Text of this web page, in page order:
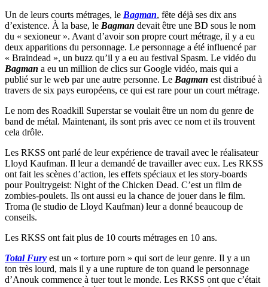
Un de leurs courts métrages, le Bagman, fête déjà ses dix ans
d’existence. À la base, le Bagman devait être une BD sous le nom
du « sexioneur ». Avant d’avoir son propre court métrage, il y a eu
deux apparitions du personnage. Le personnage a été influencé par
« Braindead », un buzz qu’il y a eu au festival Spasm. Le vidéo du
Bagman a eu un million de clics sur Google vidéo, mais qui a
publié sur le web par une autre personne. Le Bagman est distribué à
travers de six pays européens, ce qui est rare pour un court métrage.
Le nom des Roadkill Superstar se voulait être un nom du genre de
band de métal. Maintenant, ils sont pris avec ce nom et ils trouvent
cela drôle.
Les RKSS ont parlé de leur expérience de travail avec le réalisateur
Lloyd Kaufman. Il leur a demandé de travailler avec eux. Les RKSS
ont fait les scènes d’action, les effets spéciaux et les story-boards
pour Poultrygeist: Night of the Chicken Dead. C’est un film de
zombies-poulets. Ils ont aussi eu la chance de jouer dans le film.
Troma (le studio de Lloyd Kaufman) leur a donné beaucoup de
conseils.
Les RKSS ont fait plus de 10 courts métrages en 10 ans.
Total Fury est un « torture porn » qui sort de leur genre. Il y a un
ton très lourd, mais il y a une rupture de ton quand le personnage
d’Anouk commence à tuer tout le monde. Les RKSS ont que c’était